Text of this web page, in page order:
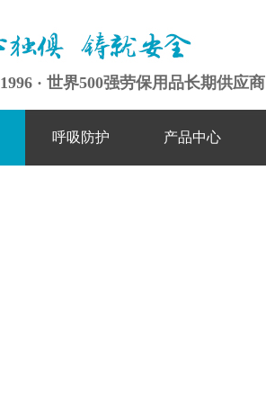
· 世界500强劳保用品长期供应商
呼吸防护 产品中心